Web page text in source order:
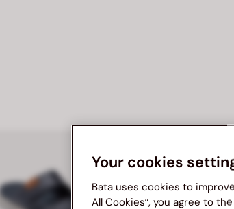
Your cookies
Bata uses cookies to
All Cookies”, you agree to